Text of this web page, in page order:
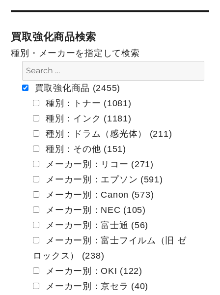
ビ
ー
稿:
買取強化商品検索
種別・メーカーを指定して検索
買取強化商品 (2455)
種別：トナー (1081)
種別：インク (1181)
種別：ドラム（感光体） (211)
種別：その他 (151)
メーカー別：リコー (271)
メーカー別：エプソン (591)
メーカー別：Canon (573)
メーカー別：NEC (105)
メーカー別：富士通 (56)
メーカー別：富士フイルム（旧 ゼ
ロックス） (238)
メーカー別：OKI (122)
メーカー別：京セラ (40)